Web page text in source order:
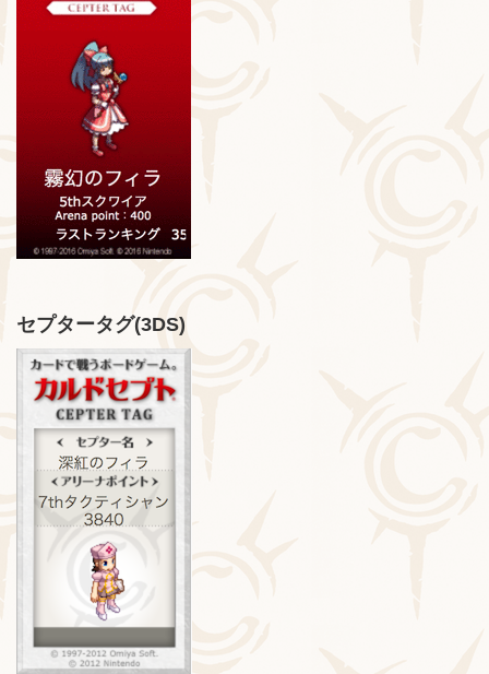
セプタータグ(3DS)